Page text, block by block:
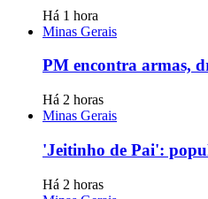
Há 1 hora
Minas Gerais
PM encontra armas,
Há 2 horas
Minas Gerais
'Jeitinho de Pai':
Há 2 horas